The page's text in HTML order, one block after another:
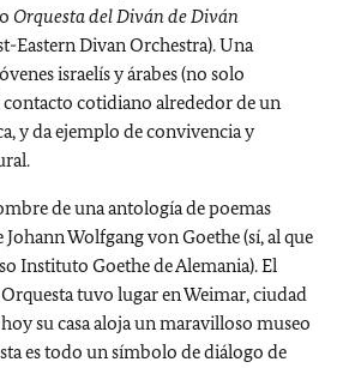
Orquesta del Diván de Diván
Eastern Divan Orchestra). Una
israelís y árabes (no solo
contacto cotidiano alrededor de un
y da ejemplo de convivencia y
de una antología de poemas
Johann Wolfgang von Goethe (sí, al que
Instituto Goethe de Alemania). El
tuvo lugar en Weimar, ciudad
su casa aloja un maravilloso museo
es todo un símbolo de diálogo de